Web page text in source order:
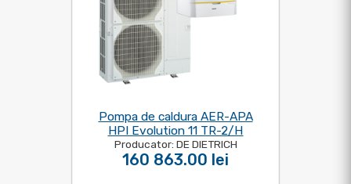
Pompa de caldura AER-APA
HPI Evolution 11 TR-2/H
Producator: DE DIETRICH
160 863.00 lei